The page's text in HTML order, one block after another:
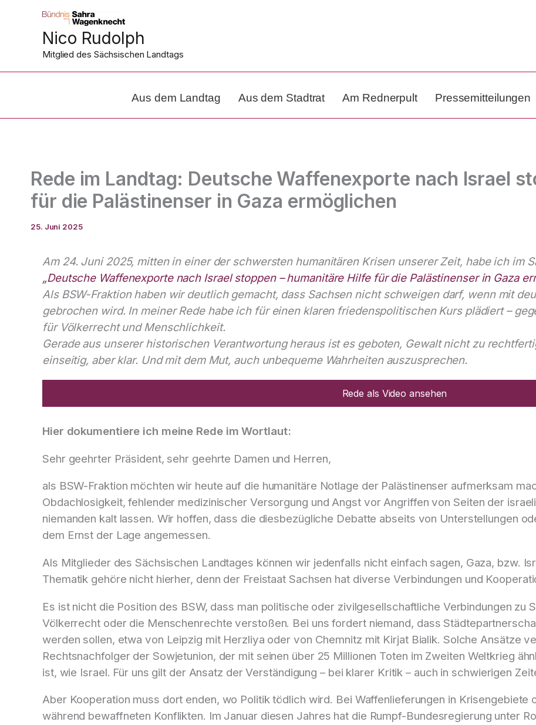
Nico Rudolph
Mitglied des Sächsischen Landtags
Aus dem Landtag Aus dem Stadtrat Am Rednerpult Pressemitteilungen
Rede im Landtag: Deutsche Waffenexporte nach Israel
für die Palästinenser in Gaza ermöglichen
25. Juni 2025
Am 24. Juni 2025, mitten in einer der schwersten humanitären Krisen unserer Zeit, habe ich im
„Deutsche Waffenexporte nach Israel stoppen – humanitäre Hilfe für die Palästinenser in Gaza
Als BSW-Fraktion haben wir deutlich gemacht, dass Sachsen nicht schweigen darf, wenn mit
gebrochen wird. In meiner Rede habe ich für einen klaren friedenspolitischen Kurs plädiert –
für Völkerrecht und Menschlichkeit.
Gerade aus unserer historischen Verantwortung heraus ist es geboten, Gewalt nicht zu
einseitig, aber klar. Und mit dem Mut, auch unbequeme Wahrheiten auszusprechen.
Rede als Video ansehen
Hier dokumentiere ich meine Rede im Wortlaut:
Sehr geehrter Präsident, sehr geehrte Damen und Herren,
als BSW-Fraktion möchten wir heute auf die humanitäre Notlage der Palästinenser aufmerksam
Obdachlosigkeit, fehlender medizinischer Versorgung und Angst vor Angriffen von Seiten der
niemanden kalt lassen. Wir hoffen, dass die diesbezügliche Debatte abseits von Unterstellungen
dem Ernst der Lage angemessen.
Als Mitglieder des Sächsischen Landtages können wir jedenfalls nicht einfach sagen, Gaza, bzw.
Thematik gehöre nicht hierher, denn der Freistaat Sachsen hat diverse Verbindungen und
Es ist nicht die Position des BSW, dass man politische oder zivilgesellschaftliche Verbindungen zu
Völkerrecht oder die Menschenrechte verstoßen. Bei uns fordert niemand, dass
werden sollen, etwa von Leipzig mit Herzliya oder von Chemnitz mit Kirjat Bialik. Solche Ansätze
Rechtsnachfolger der Sowjetunion, der mit seinen über 25 Millionen Toten im Zweiten Weltkrieg
ist, wie Israel. Für uns gilt der Ansatz der Verständigung – bei klarer Kritik – auch in schwierigen
Aber Kooperation muss dort enden, wo Politik tödlich wird. Bei Waffenlieferungen in Krisengebiete
während bewaffneten Konflikten. Im Januar diesen Jahres hat die Rumpf-Bundesregierung unter